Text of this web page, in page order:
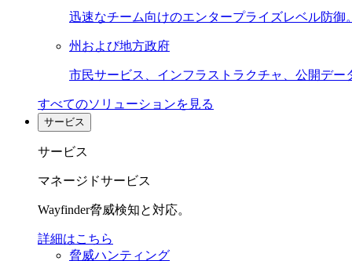
迅速なチーム向けのエンタープライズレベル防御。
州および地方政府
市民サービス、インフラストラクチャ、公開デー
すべてのソリューションを見る
サービス
サービス
マネージドサービス
Wayfinder脅威検知と対応。
詳細はこちら
脅威ハンティング